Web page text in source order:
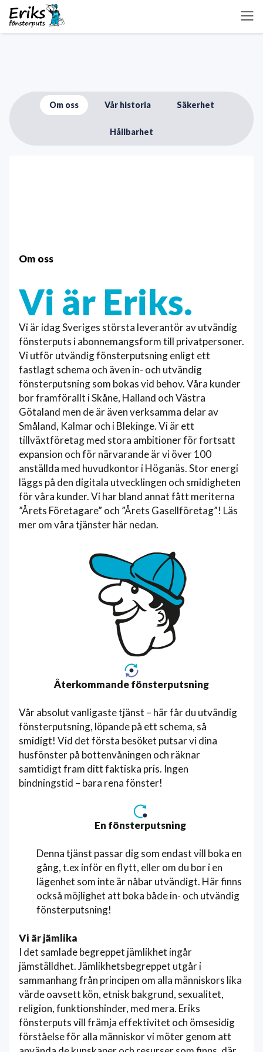
Om oss Vår historia Säkerhet
Hållbarhet
Om oss
Vi är Eriks.
Vi är idag Sveriges största leverantör av utvändig
fönsterputs i abonnemangsform till privatpersoner.
Vi utför utvändig fönsterputsning enligt ett
fastlagt schema och även in- och utvändig
fönsterputsning som bokas vid behov. Våra kunder
bor framförallt i Skåne, Halland och Västra
Götaland men de är även verksamma delar av
Småland, Kalmar och i Blekinge. Vi är ett
tillväxtföretag med stora ambitioner för fortsatt
expansion och för närvarande är vi över 100
anställda med huvudkontor i Höganäs. Stor energi
läggs på den digitala utvecklingen och smidigheten
för våra kunder. Vi har bland annat fått meriterna
”Årets Företagare” och ”Årets Gasellföretag”! Läs
mer om våra tjänster här nedan.
Återkommande fönsterputsning
Vår absolut vanligaste tjänst – här får du utvändig
fönsterputsning, löpande på ett schema, så
smidigt! Vid det första besöket putsar vi dina
husfönster på bottenvåningen och räknar
samtidigt fram ditt faktiska pris. Ingen
bindningstid – bara rena fönster!
En fönsterputsning
Denna tjänst passar dig som endast vill boka en
gång, t.ex inför en flytt, eller om du bor i en
lägenhet som inte är nåbar utvändigt. Här finns
också möjlighet att boka både in- och utvändig
fönsterputsning!
Vi är jämlika
I det samlade begreppet jämlikhet ingår
jämställdhet. Jämlikhetsbegreppet utgår i
sammanhang från principen om alla människors lika
värde oavsett kön, etnisk bakgrund, sexualitet,
religion, funktionshinder, med mera. Eriks
fönsterputs vill främja effektivitet och ömsesidig
förståelse för alla människor vi möter genom att